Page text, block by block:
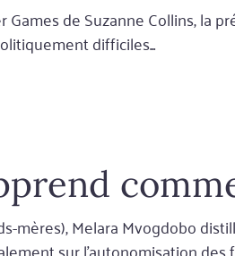
de Suzanne Collins, la
difficiles...
mères), Melara Mvogdobo